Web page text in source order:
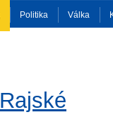
Politika Válka